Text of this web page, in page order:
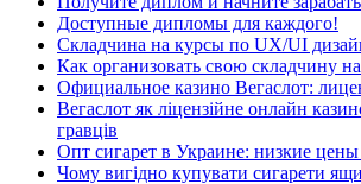
Доступные дипломы для каждого!
Складчина на курсы по UX/UI
Как организовать свою складчину
Официальное казино Вегаслот:
Вегаслот як ліцензійне онлайн
гравців
Опт сигарет в Украине: низкие цены
Чому вигідно купувати сигарети